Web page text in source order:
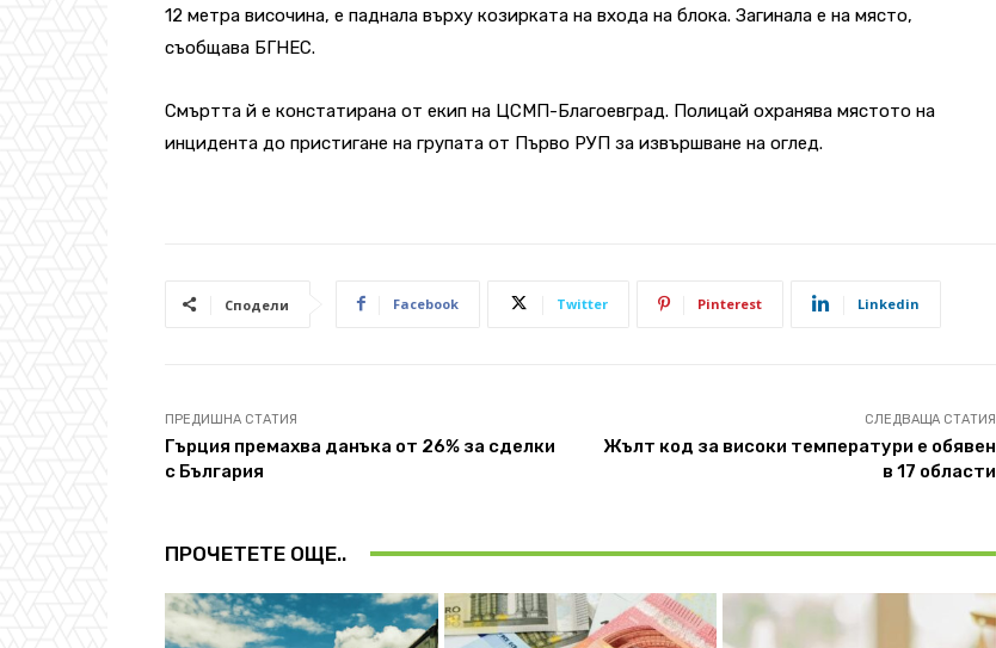
12 метра височина, е паднала върху козирката на входа на блока. Загинала е на място,
съобщава БГНЕС.
Смъртта й е констатирана от екип на ЦСМП-Благоевград. Полицай охранява мястото на
инцидента до пристигане на групата от Първо РУП за извършване на оглед.
Сподели Facebook Twitter Pinterest Linkedin
ПРЕДИШНА СТАТИЯ
Гърция премахва данъка от 26% за сделки
с България
СЛЕДВАЩА СТАТИЯ
Жълт код за високи температури е обявен
в 17 области
ПРОЧЕТЕТЕ ОЩЕ..